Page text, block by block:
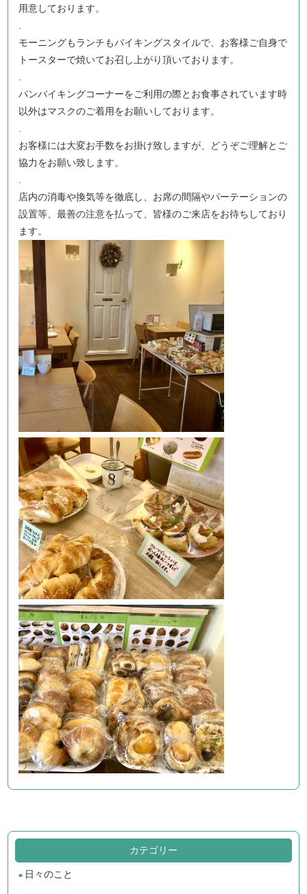
用意しております。
.
モーニングもランチもバイキングスタイルで、お客様ご自身で
トースターで焼いてお召し上がり頂いております。
.
パンバイキングコーナーをご利用の際とお食事されています時
以外はマスクのご着用をお願いしております。
.
お客様には大変お手数をお掛け致しますが、どうぞご理解とご
協力をお願い致します。
.
店内の消毒や換気等を徹底し、お席の間隔やパーテーションの
設置等、最善の注意を払って、皆様のご来店をお待ちしており
ます。
カテゴリー
日々のこと